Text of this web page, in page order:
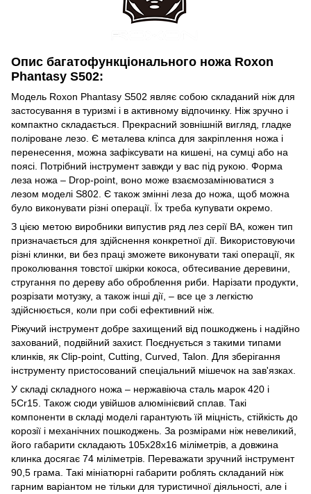
Опис багатофункціонального ножа Roxon
Phantasy S502:
Модель Roxon Phantasy S502 являє собою складаний ніж для
застосування в туризмі і в активному відпочинку. Ніж зручно і
компактно складається. Прекрасний зовнішній вигляд, гладке
поліроване лезо. Є металева кліпса для закріплення ножа і
перенесення, можна зафіксувати на кишені, на сумці або на
поясі. Потрібний інструмент завжди у вас під рукою. Форма
леза ножа – Drop-point, воно може взаємозамінюватися з
лезом моделі S802. Є також змінні леза до ножа, щоб можна
було виконувати різні операції. Їх треба купувати окремо.
З цією метою виробники випустив ряд лез серії ВА, кожен тип
призначається для здійснення конкретної дії. Використовуючи
різні клинки, ви без праці зможете виконувати такі операції, як
проколювання товстої шкірки кокоса, обтесивание деревини,
стругання по дереву або оброблення риби. Нарізати продукти,
розрізати мотузку, а також інші дії, – все це з легкістю
здійснюється, коли при собі ефективний ніж.
Ріжучий інструмент добре захищений від пошкоджень і надійно
захований, подвійний захист. Поєднується з такими типами
клинків, як Clip-point, Cutting, Curved, Talon. Для зберігання
інструменту пристосований спеціальний мішечок на зав'язках.
У складі складного ножа – нержавіюча сталь марок 420 і
5Cr15. Також сюди увійшов алюмінієвий сплав. Такі
компоненти в складі моделі гарантують їй міцність, стійкість до
корозії і механічних пошкоджень. За розмірами ніж невеликий,
його габарити складають 105x28x16 міліметрів, а довжина
клинка досягає 74 міліметрів. Переважати зручний інструмент
90,5 грама. Такі мініатюрні габарити роблять складаний ніж
гарним варіантом не тільки для туристичної діяльності, але і